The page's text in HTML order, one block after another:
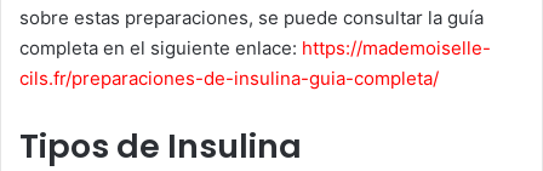
sobre estas preparaciones, se puede consultar la guía
completa en el siguiente enlace: https://mademoiselle-
cils.fr/preparaciones-de-insulina-guia-completa/
Tipos de Insulina